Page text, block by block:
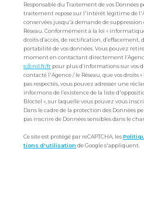
Responsable du Traitement de vos Données
traitement repose sur l'intérêt légitime de
conservées jusqu'à demande de suppression
Réseau. Conformément à la loi «
droits d’accès, de rectification,
portabilité de vos données. Vous pouvez
moment en contactant directement
s://cnil.fr/fr pour plus d’informations sur vos
contacté l'Agence / le Réseau, que vos droits
pas respectés, vous pouvez adresser une
informons de l’existence de la liste
Bloctel », sur laquelle vous pouvez vous
Dans le cadre de la protection des Données
pas inscrire de Données sensibles dans le
Ce site est protégé par reCAPTCHA, les
tions d'utilisation de Google s'appliquent.